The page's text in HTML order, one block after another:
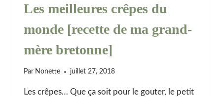
Les meilleures crêpes du
monde [recette de ma grand-
mère bretonne]
Par Nonette juillet 27, 2018
Les crêpes… Que ça soit pour le gouter, le petit